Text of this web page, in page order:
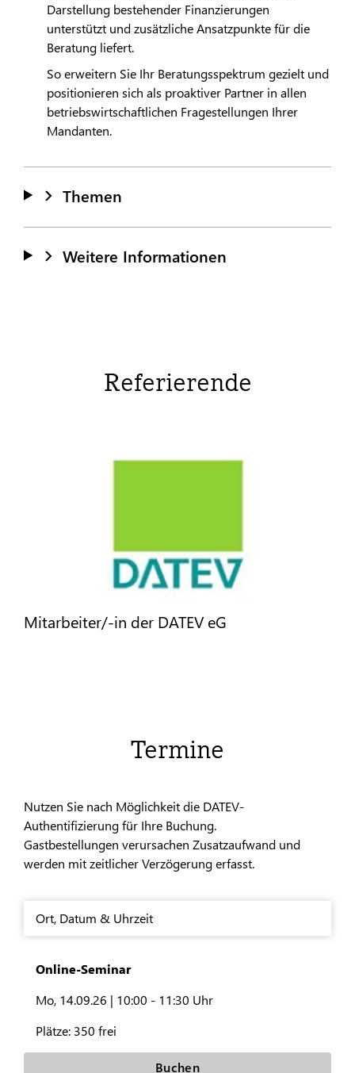
Darstellung bestehender Finanzierungen
unterstützt und zusätzliche Ansatzpunkte für die
Beratung liefert.
So erweitern Sie Ihr Beratungsspektrum gezielt und
positionieren sich als proaktiver Partner in allen
betriebswirtschaftlichen Fragestellungen Ihrer
Mandanten.
Themen
Weitere Informationen
Referierende
Mitarbeiter/-in der DATEV eG
Termine
Nutzen Sie nach Möglichkeit die DATEV-
Authentifizierung für Ihre Buchung.
Gastbestellungen verursachen Zusatzaufwand und
werden mit zeitlicher Verzögerung erfasst.
Ort, Datum & Uhrzeit
Online-Seminar
Mo, 14.09.26 | 10:00 - 11:30 Uhr
Plätze: 350 frei
Buchen